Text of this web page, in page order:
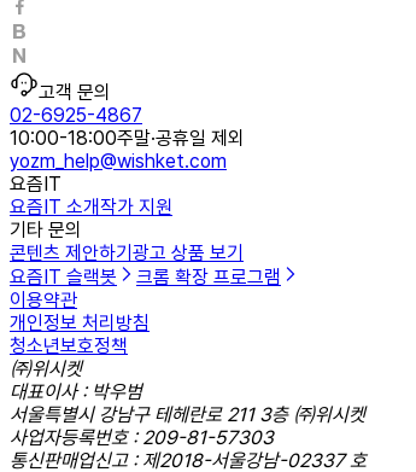
고객 문의
02-6925-4867
10:00-18:00주말·공휴일 제외
yozm_help@wishket.com
요즘IT
요즘IT 소개작가 지원
기타 문의
콘텐츠 제안하기 광고 상품 보기
요즘IT 슬랙봇
크롬 확장 프로그램
이용약관
개인정보 처리방침
청소년보호정책
㈜위시켓
대표이사 : 박우범
서울특별시 강남구 테헤란로 211 3층 ㈜위시켓
사업자등록번호 : 209-81-57303
통신판매업신고 : 제2018-서울강남-02337 호